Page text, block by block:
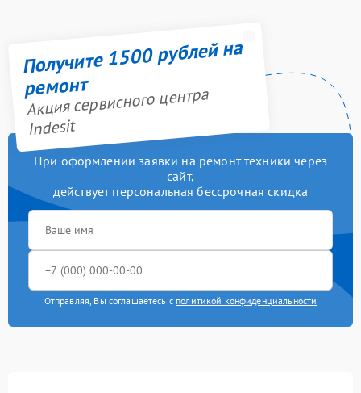
Получите 1500 рублей на
ремонт
Акция сервисного центра
Indesit
При оформлении заявки на ремонт техники через
сайт,
действует персональная бессрочная скидка
Отправляя, Вы соглашаетесь с политикой конфиденциальности